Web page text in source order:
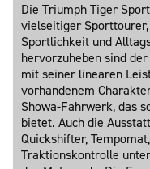
Die Triumph Tiger
vielseitiger
Sportlichkeit und
hervorzuheben sind
mit seiner linearen
vorhandenem
Showa-Fahrwerk, das
bietet. Auch die
Quickshifter,
Traktionskontrolle